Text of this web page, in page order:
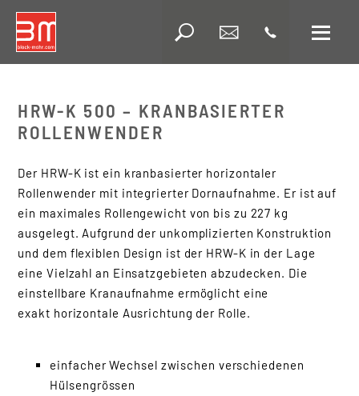
Automatisierung
Bahnreinigung
Handlingsgeräte
Rollenhandling
kranbasiertes
Rollenhandling
Suche
HRW-K 500 – KRANBASIERTER
ROLLENWENDER
Der HRW-K ist ein kranbasierter horizontaler
Rollenwender mit integrierter Dornaufnahme. Er ist auf
ein maximales Rollengewicht von bis zu 227 kg
ausgelegt. Aufgrund der unkomplizierten Konstruktion
und dem flexiblen Design ist der HRW-K in der Lage
eine Vielzahl an Einsatzgebieten abzudecken. Die
einstellbare Kranaufnahme ermöglicht eine
exakt horizontale Ausrichtung der Rolle.
einfacher Wechsel zwischen verschiedenen
Hülsengrössen